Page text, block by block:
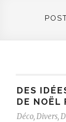
DES
DE NOËL
Déco, Divers,